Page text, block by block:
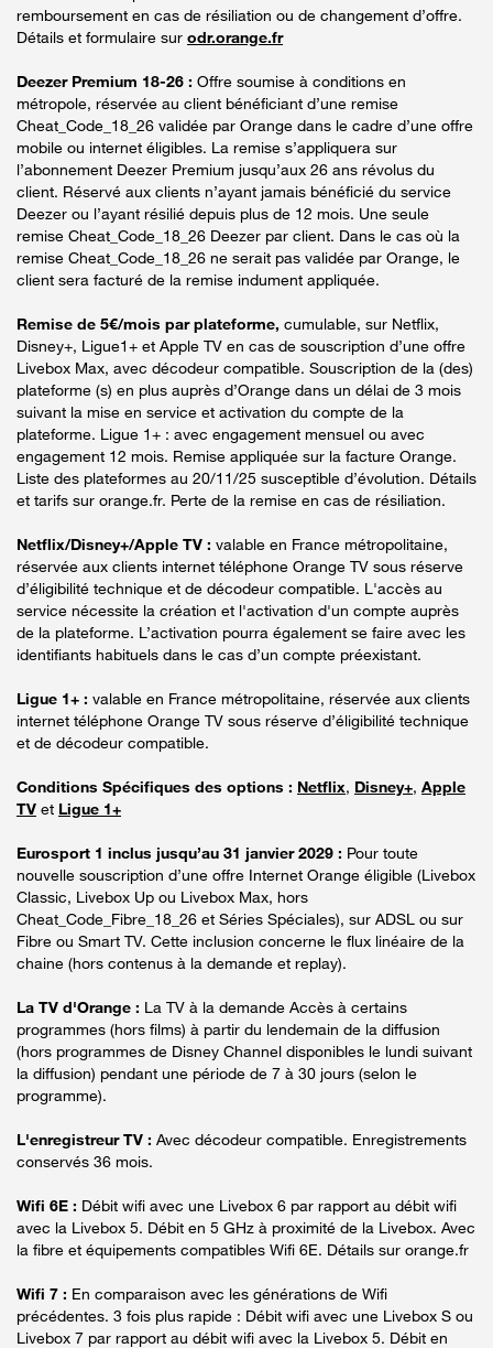
remboursement en cas de résiliation ou de changement d’offre.
Détails et formulaire sur odr.orange.fr
Deezer Premium 18-26 : Offre soumise à conditions en
métropole, réservée au client bénéficiant d’une remise
Cheat_Code_18_26 validée par Orange dans le cadre d’une offre
mobile ou internet éligibles. La remise s’appliquera sur
l’abonnement Deezer Premium jusqu’aux 26 ans révolus du
client. Réservé aux clients n’ayant jamais bénéficié du service
Deezer ou l’ayant résilié depuis plus de 12 mois. Une seule
remise Cheat_Code_18_26 Deezer par client. Dans le cas où la
remise Cheat_Code_18_26 ne serait pas validée par Orange, le
client sera facturé de la remise indument appliquée.
Remise de 5€/mois par plateforme, cumulable, sur Netflix,
Disney+, Ligue1+ et Apple TV en cas de souscription d’une offre
Livebox Max, avec décodeur compatible. Souscription de la (des)
plateforme (s) en plus auprès d’Orange dans un délai de 3 mois
suivant la mise en service et activation du compte de la
plateforme. Ligue 1+ : avec engagement mensuel ou avec
engagement 12 mois. Remise appliquée sur la facture Orange.
Liste des plateformes au 20/11/25 susceptible d’évolution. Détails
et tarifs sur orange.fr. Perte de la remise en cas de résiliation.
Netflix/Disney+/Apple TV : valable en France métropolitaine,
réservée aux clients internet téléphone Orange TV sous réserve
d’éligibilité technique et de décodeur compatible. L'accès au
service nécessite la création et l'activation d'un compte auprès
de la plateforme. L’activation pourra également se faire avec les
identifiants habituels dans le cas d’un compte préexistant.
Ligue 1+ : valable en France métropolitaine, réservée aux clients
internet téléphone Orange TV sous réserve d’éligibilité technique
et de décodeur compatible.
Conditions Spécifiques des options : Netflix, Disney+, Apple
TV et Ligue 1+
Eurosport 1 inclus jusqu’au 31 janvier 2029 : Pour toute
nouvelle souscription d’une offre Internet Orange éligible (Livebox
Classic, Livebox Up ou Livebox Max, hors
Cheat_Code_Fibre_18_26 et Séries Spéciales), sur ADSL ou sur
Fibre ou Smart TV. Cette inclusion concerne le flux linéaire de la
chaine (hors contenus à la demande et replay).
La TV d'Orange : La TV à la demande Accès à certains
programmes (hors films) à partir du lendemain de la diffusion
(hors programmes de Disney Channel disponibles le lundi suivant
la diffusion) pendant une période de 7 à 30 jours (selon le
programme).
L'enregistreur TV : Avec décodeur compatible. Enregistrements
conservés 36 mois.
Wifi 6E : Débit wifi avec une Livebox 6 par rapport au débit wifi
avec la Livebox 5. Débit en 5 GHz à proximité de la Livebox. Avec
la fibre et équipements compatibles Wifi 6E. Détails sur orange.fr
Wifi 7 : En comparaison avec les générations de Wifi
précédentes. 3 fois plus rapide : Débit wifi avec une Livebox S ou
Livebox 7 par rapport au débit wifi avec la Livebox 5. Débit en